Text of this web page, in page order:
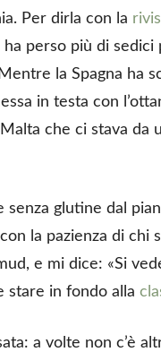
Per dirla con la
ha perso più di
la Spagna ha
in testa con
che ci stava da
senza glutine dal
la pazienza di chi
e mi dice: «Si
stare in fondo alla
a volte non c’è